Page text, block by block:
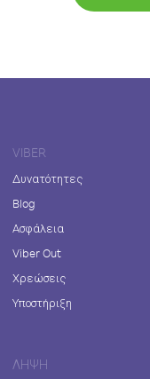
VIBER
Δυνατότητες
Blog
Ασφάλεια
Viber Out
Χρεώσεις
Υποστήριξη
ΛΉΨΗ